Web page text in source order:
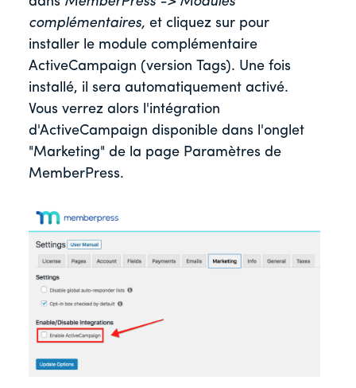
complémentaires, et cliquez sur pour
installer le module complémentaire
ActiveCampaign (version Tags). Une fois
installé, il sera automatiquement activé.
Vous verrez alors l'intégration
d'ActiveCampaign disponible dans l'onglet
"Marketing" de la page Paramètres de
MemberPress.